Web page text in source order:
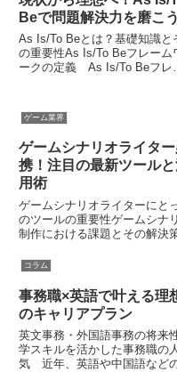
な...
Beで問題解決力を磨こう
As Is/To Beとは？基礎知識と
の重要性As Is/To Beフレーム
ークの定義 As Is/To Beフレ
比較することで、課題を明確化
し、具体的な改善策を導き...
ゲーム業界
ゲームシナリオライタ
携！注目の最新ツール
用術
ゲームシナリオライターにと
のツールの重要性ゲームシナ
制作における課題とその解決
イターたちは数多くの課題に直
さや多岐にわたる分岐の管理が
要です。特に選択肢やプレイ
ー...
コラム
事務職×英語で叶える理
のキャリアプラン
英文事務・外国語事務の将来
学スキルを活かした事務職の
気 近年、英語や中国語など